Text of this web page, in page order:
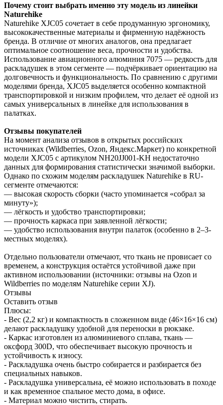
Почему стоит выбрать именно эту модель из линейки
Naturehike
Naturehike XJC05 сочетает в себе продуманную эргономику,
высококачественные материалы и фирменную надёжность
бренда. В отличие от многих аналогов, она предлагает
оптимальное соотношение веса, прочности и удобства.
Использование авиационного алюминия 7075 — редкость для
раскладушек в этом сегменте — подчёркивает ориентацию на
долговечность и функциональность. По сравнению с другими
моделями бренда, XJC05 выделяется особенно компактной
транспортировкой и низким профилем, что делает её одной из
самых универсальных в линейке для использования в
палатках.
Отзывы покупателей
На момент анализа отзывов в открытых российских
источниках (Wildberries, Ozon, Яндекс.Маркет) по конкретной
модели XJC05 с артикулом NH20JJ001-KH недостаточно
данных для формирования статистически значимой выборки.
Однако по схожим моделям раскладушек Naturehike в RU-
сегменте отмечаются:
— высокая скорость сборки (часто упоминается «собрал за
минуту»);
— лёгкость и удобство транспортировки;
— прочность каркаса при заявленной лёгкости;
— удобство использования внутри палаток (особенно в 2–3-
местных моделях).
Отдельно пользователи отмечают, что ткань не провисает со
временем, а конструкция остаётся устойчивой даже при
активном использовании (источники: отзывы на Ozon и
Wildberries по моделям Naturehike серии XJ).
Отзывы
Оставить отзыв
Плюсы:
- Вес (2,2 кг) и компактность в сложенном виде (46×16×16 см)
делают раскладушку удобной для переноски в рюкзаке.
- Каркас изготовлен из алюминиевого сплава, ткань —
оксфорд 300D, что обеспечивает высокую прочность и
устойчивость к износу.
- Раскладушка очень быстро собирается и разбирается без
специальных навыков.
- Раскладушка универсальна, её можно использовать в походе
и как временное спальное место дома, в офисе.
- Материал можно чистить, стирать.